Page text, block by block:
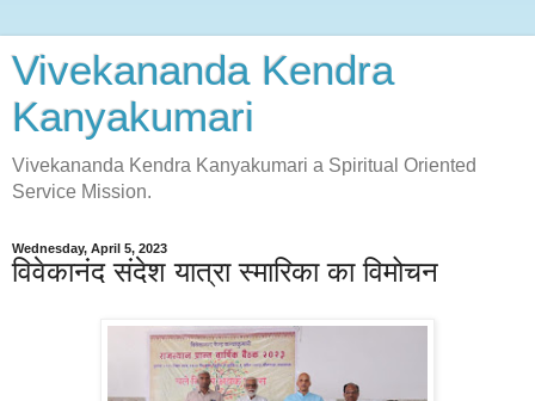
Vivekananda Kendra
Kanyakumari
Vivekananda Kendra Kanyakumari a Spiritual Oriented
Service Mission.
Wednesday, April 5, 2023
विवेकानंद संदेश यात्रा स्मारिका का विमोचन